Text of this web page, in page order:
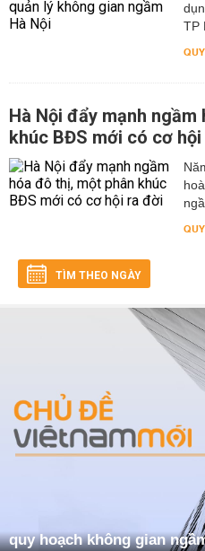
TP
Hà Nội đẩy mạnh
khúc BĐS mới có cơ
TÌM THEO NGÀY
quy hoạch không gian